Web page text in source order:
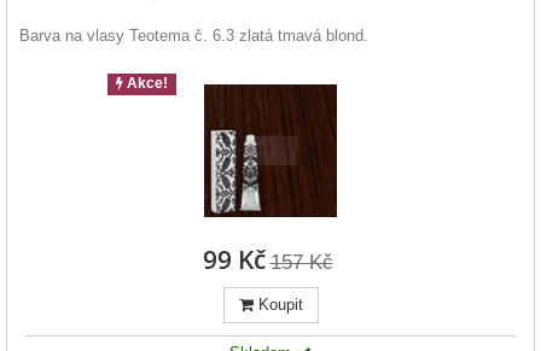
Barva na vlasy Teotema č. 6.3 zlatá tmavá blond.
Akce!
99 Kč 157 Kč
Koupit